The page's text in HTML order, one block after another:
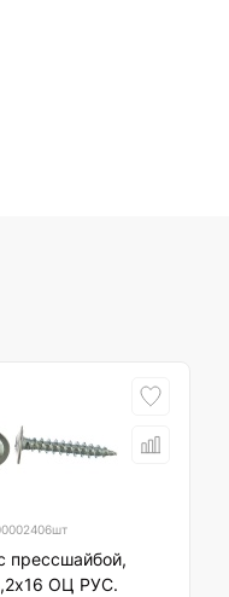
прессшайбой,
ОЦ РУС.